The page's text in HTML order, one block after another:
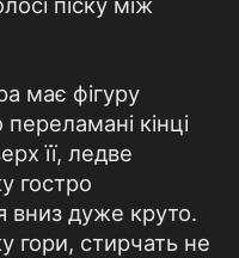
має фігуру
кінці
її, ледве
гостро
вниз дуже круто.
гори, стирчать не